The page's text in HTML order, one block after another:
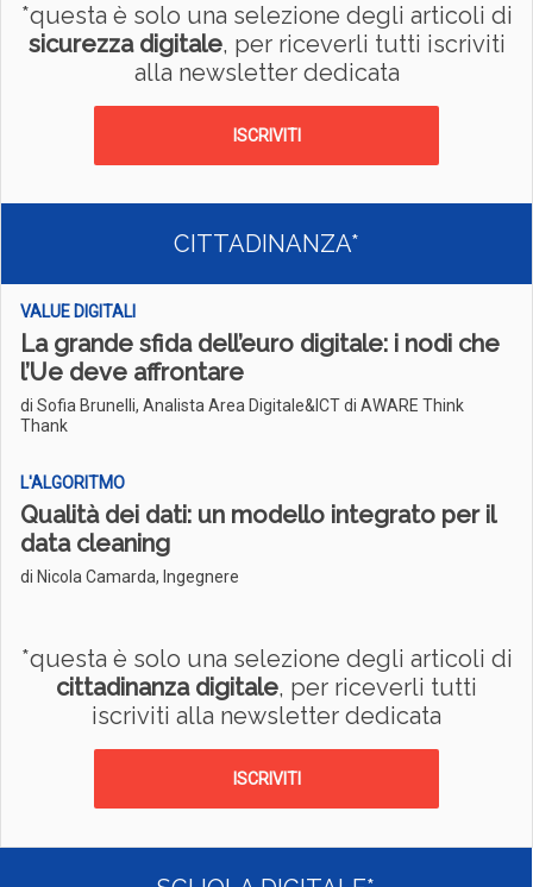
*questa è solo una selezione degli articoli di
sicurezza digitale, per riceverli tutti iscriviti
alla newsletter dedicata
ISCRIVITI
CITTADINANZA*
VALUE DIGITALI
La grande sfida dell’euro digitale: i nodi che
l’Ue deve affrontare
di Sofia Brunelli, Analista Area Digitale&ICT di AWARE Think
Thank
L'ALGORITMO
Qualità dei dati: un modello integrato per il
data cleaning
di Nicola Camarda, Ingegnere
*questa è solo una selezione degli articoli di
cittadinanza digitale, per riceverli tutti
iscriviti alla newsletter dedicata
ISCRIVITI